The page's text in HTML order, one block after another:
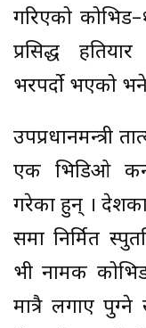
गरिएको
प्रसिद्ध
भरपर्दो भएको
उपप्रधानमन्त्री
एक भिडिओ
गरेका हुन् ।
रुसमा निर्मित
भी नामक
मात्रै लगाए